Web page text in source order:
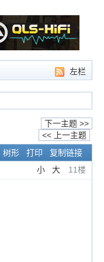
左栏
下一主题 >>
<< 上一主题
树形 打印 复制链接
小 大 11楼